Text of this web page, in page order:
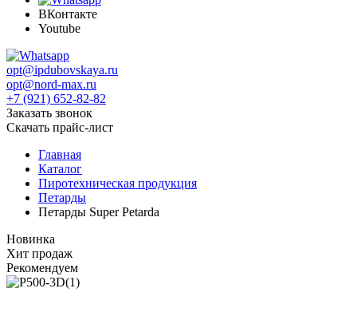
ВКонтакте
Youtube
opt@ipdubovskaya.ru
opt@nord-max.ru
+7 (921) 652-82-82
Заказать звонок
Скачать прайс-лист
Главная
Каталог
Пиротехническая продукция
Петарды
Петарды Super Petarda
Новинка
Хит продаж
Рекомендуем